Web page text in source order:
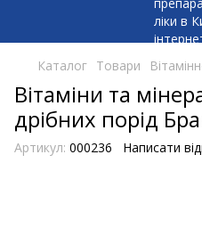
Каталог Товари
Вітаміни та
дрібних порід
Артикул: 000236 Написати